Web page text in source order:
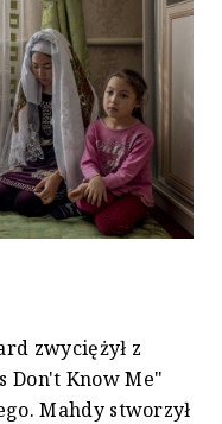
zwyciężył z
Don't Know Me"
Mahdy stworzył